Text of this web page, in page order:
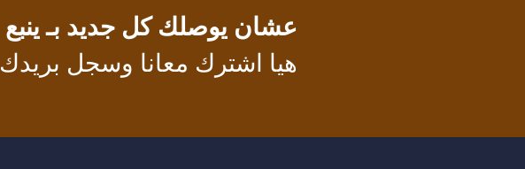
عشان يوصلك كل جديد بـ ينبع
هيا اشترك معانا وسجل بريدك